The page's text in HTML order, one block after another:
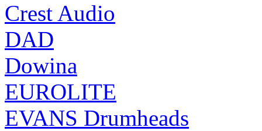
Crest Audio
DAD
Dowina
EUROLITE
EVANS Drumheads